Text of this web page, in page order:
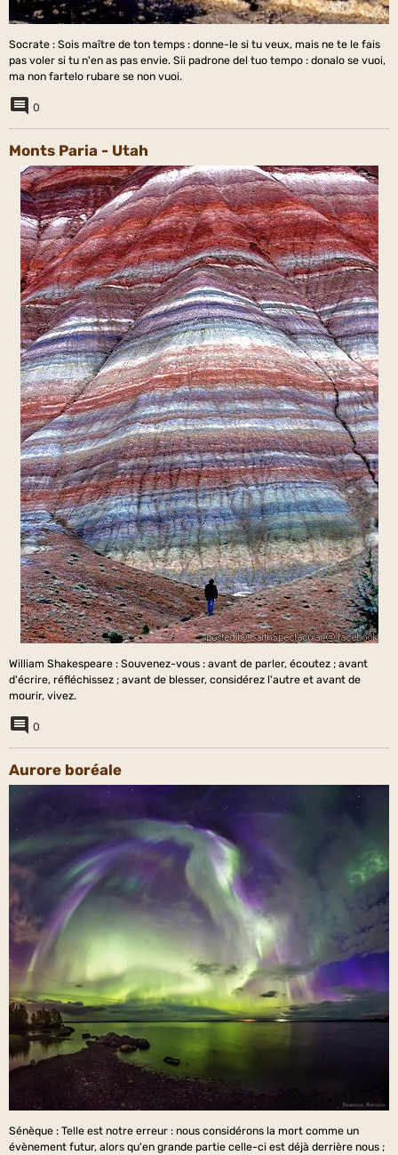
Socrate : Sois maître de ton temps : donne-le si tu veux, mais ne te le fais
pas voler si tu n'en as pas envie. Sii padrone del tuo tempo : donalo se vuoi,
ma non fartelo rubare se non vuoi.
0
Monts Paria - Utah
William Shakespeare : Souvenez-vous : avant de parler, écoutez ; avant
d'écrire, réfléchissez ; avant de blesser, considérez l'autre et avant de
mourir, vivez.
0
Aurore boréale
Sénèque : Telle est notre erreur : nous considérons la mort comme un
évènement futur, alors qu'en grande partie celle-ci est déjà derrière nous ;